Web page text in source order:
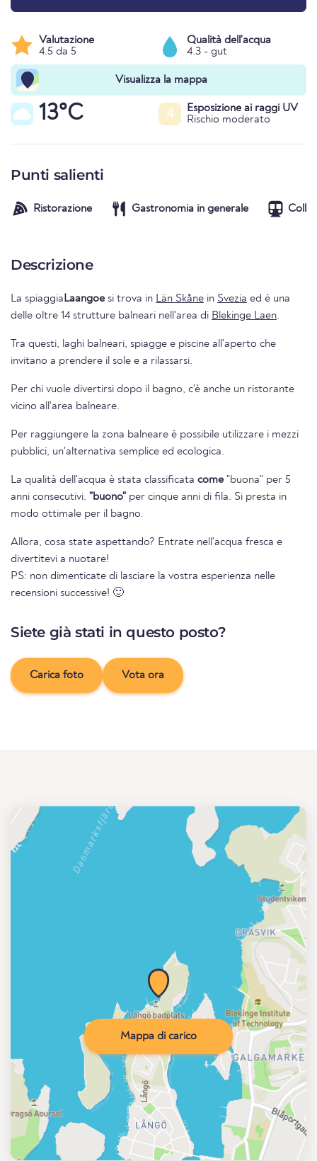
Valutazione
4.5 da 5
Qualità dell'acqua
4.3 - gut
Visualizza la mappa
13°C 4
Esposizione ai raggi UV
Rischio moderato
Punti salienti
Ristorazione Gastronomia in generale
Descrizione
La spiaggiaLaangoe si trova in Län Skåne in Svezia ed è una
delle oltre 14 strutture balneari nell'area di Blekinge Laen.
Tra questi, laghi balneari, spiagge e piscine all'aperto che
invitano a prendere il sole e a rilassarsi.
Per chi vuole divertirsi dopo il bagno, c'è anche un ristorante
vicino all'area balneare.
Per raggiungere la zona balneare è possibile utilizzare i mezzi
pubblici, un'alternativa semplice ed ecologica.
La qualità dell'acqua è stata classificata come "buona" per 5
anni consecutivi. "buono" per cinque anni di fila. Si presta in
modo ottimale per il bagno.
Allora, cosa state aspettando? Entrate nell'acqua fresca e
divertitevi a nuotare!
PS: non dimenticate di lasciare la vostra esperienza nelle
recensioni successive! 🙂
Siete già stati in questo posto?
Carica foto Vota ora
Mappa di carico